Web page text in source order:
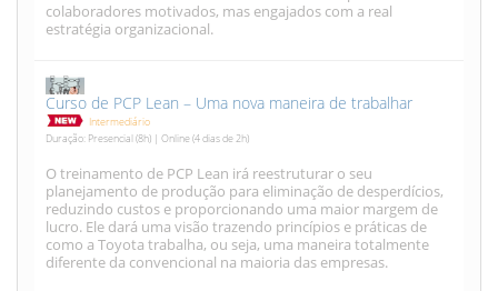
colaboradores motivados, mas engajados com a real
estratégia organizacional.
Curso de PCP Lean – Uma nova maneira de trabalhar
Intermediário
Duração: Presencial (8h) | Online (4 dias de 2h)
O treinamento de PCP Lean irá reestruturar o seu
planejamento de produção para eliminação de desperdícios,
reduzindo custos e proporcionando uma maior margem de
lucro. Ele dará uma visão trazendo princípios e práticas de
como a Toyota trabalha, ou seja, uma maneira totalmente
diferente da convencional na maioria das empresas.